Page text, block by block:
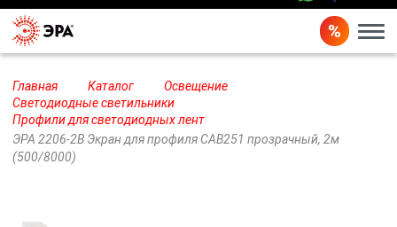
Главная Каталог
Освещение
Светодиодные светильники
Профили для светодиодных лент
ЭРА 2206-2B Экран для профиля САВ251 прозрачный, 2м
(500/8000)